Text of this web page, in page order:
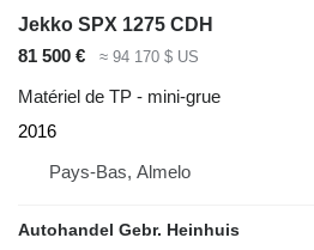
Jekko SPX 1275 CDH
81 500 €
≈ 94 170 $ US
Matériel de TP - mini-grue
2016
Pays-Bas, Almelo
Autohandel Gebr. Heinhuis